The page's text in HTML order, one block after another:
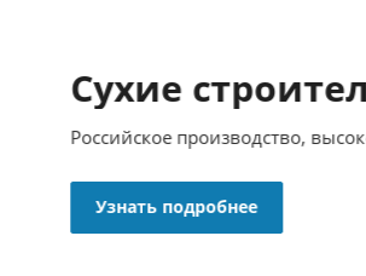
Сухие
Российское производство, высокое
Узнать подробнее